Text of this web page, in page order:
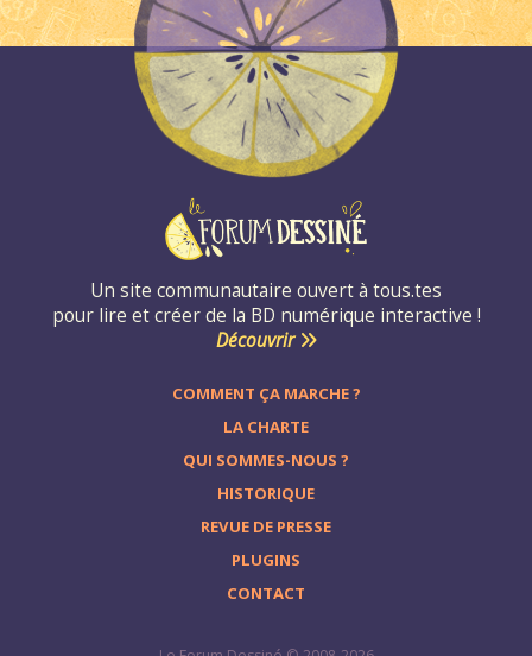
Un site communautaire ouvert à tous.tes
pour lire et créer de la BD numérique interactive !
Découvrir
COMMENT ÇA MARCHE ?
LA CHARTE
QUI SOMMES-NOUS ?
HISTORIQUE
REVUE DE PRESSE
PLUGINS
CONTACT